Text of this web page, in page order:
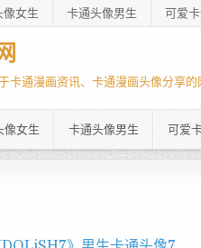
像女生 卡通头像男生 可爱
卡通漫画资讯、卡通漫画头像分享的
像女生 卡通头像男生 可爱